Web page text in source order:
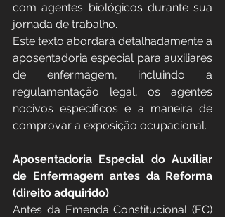
com agentes biológicos durante sua
jornada de trabalho.
Este texto abordará detalhadamente a
aposentadoria especial para auxiliares
de enfermagem, incluindo a
regulamentação legal, os agentes
nocivos específicos e a maneira de
comprovar a exposição ocupacional.
Aposentadoria Especial do Auxiliar
de Enfermagem antes da Reforma
(direito adquirido)
Antes da Emenda Constitucional (EC)